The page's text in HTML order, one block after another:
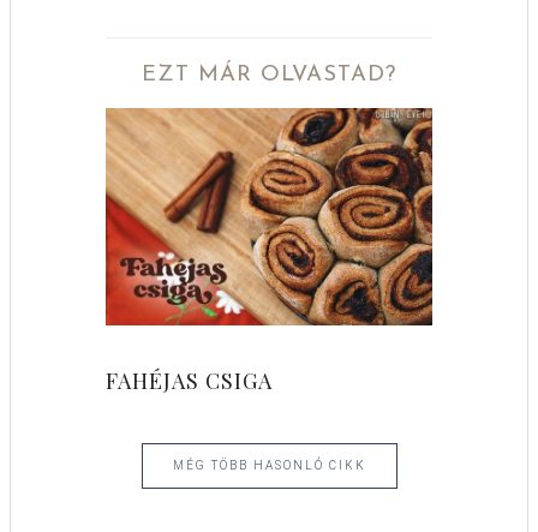
EZT MÁR OLVASTAD?
FAHÉJAS CSIGA
MÉG TÖBB HASONLÓ CIKK